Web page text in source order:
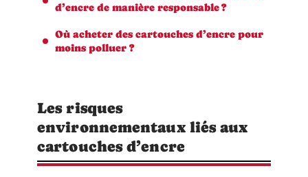
d’encre de manière responsable ?
Où acheter des cartouches d’encre pour
moins polluer ?
Les risques
environnementaux liés aux
cartouches d’encre